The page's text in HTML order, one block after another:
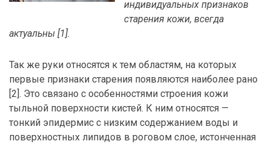
индивидуальных признаков
старения кожи, всегда
актуальны [1].
Так же руки относятся к тем областям, на которых
первые признаки старения появляются наиболее рано
[2]. Это связано с особенностями строения кожи
тыльной поверхности кистей. К ним относятся —
тонкий эпидермис с низким содержанием воды и
поверхностных липидов в роговом слое, истонченная